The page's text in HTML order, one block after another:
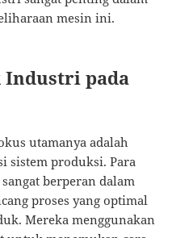
mesin ini.
Industri pada
utamanya adalah
sistem produksi. Para
berperan dalam
proses yang optimal
Mereka menggunakan